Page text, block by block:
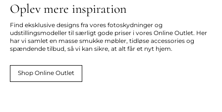
Oplev mere inspiration
Find eksklusive designs fra vores fotoskydninger og
udstillingsmodeller til særligt gode priser i vores Online Outlet. Her
har vi samlet en masse smukke møbler, tidløse accessories og
spændende tilbud, så vi kan sikre, at alt får et nyt hjem.
Shop Online Outlet